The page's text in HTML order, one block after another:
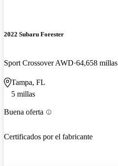
2022 Subaru Forester
Sport Crossover AWD 64,658 millas
Tampa, FL
5 millas
Buena oferta
Certificados por el fabricante